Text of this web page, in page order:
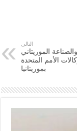
الموريتاني
المتحدة
بموريتانيا